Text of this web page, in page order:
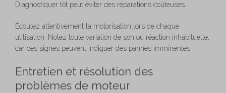
Diagnostiquer tôt peut éviter des réparations coûteuses.
Écoutez attentivement la motorisation lors de chaque
utilisation. Notez toute variation de son ou réaction inhabituelle,
car ces signes peuvent indiquer des pannes imminentes.
Entretien et résolution des
problèmes de moteur